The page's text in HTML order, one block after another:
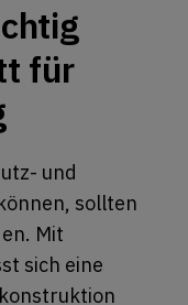
für
und
sollten
Mit
sich eine